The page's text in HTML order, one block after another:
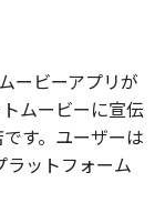
ービーアプリが
ムービーに宣伝
す。ユーザーは
ラットフォーム